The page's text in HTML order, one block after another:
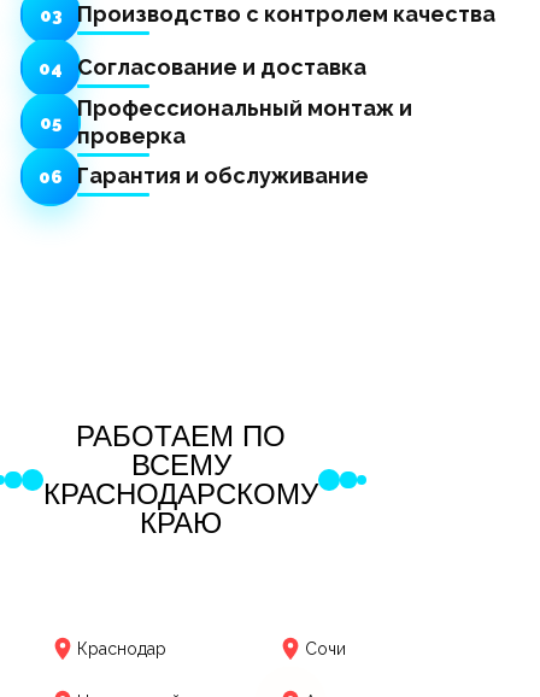
03 Производство с контролем качества
04 Согласование и доставка
05
Профессиональный монтаж и
проверка
06 Гарантия и обслуживание
РАБОТАЕМ ПО
ВСЕМУ
КРАСНОДАРСКОМУ
КРАЮ
Краснодар Сочи